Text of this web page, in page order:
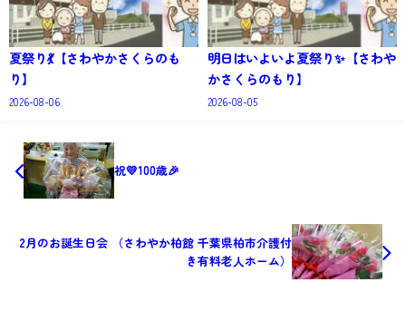
夏祭り💃【さわやかさくらのも
り】
2026-08-06
明日はいよいよ夏祭り✨【さわや
かさくらのもり】
2026-08-05
祝💛100歳🎉
2月のお誕生日会 （さわやか柏館 千葉県柏市介護付
き有料老人ホーム）